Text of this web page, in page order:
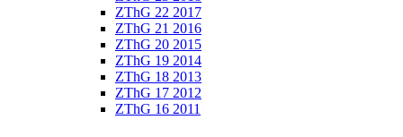
ZThG 22 2017
ZThG 21 2016
ZThG 20 2015
ZThG 19 2014
ZThG 18 2013
ZThG 17 2012
ZThG 16 2011